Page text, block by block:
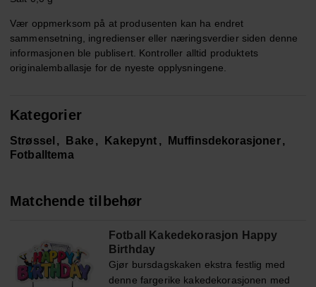
Vær oppmerksom på at produsenten kan ha endret
sammensetning, ingredienser eller næringsverdier siden denne
informasjonen ble publisert. Kontroller alltid produktets
originalemballasje for de nyeste opplysningene.
Kategorier
Strøssel Bake Kakepynt
Muffinsdekorasjoner
Fotballtema
Matchende tilbehør
Fotball Kakedekorasjon Happy
Birthday
Gjør bursdagskaken ekstra festlig med
denne fargerike kakedekorasjonen med